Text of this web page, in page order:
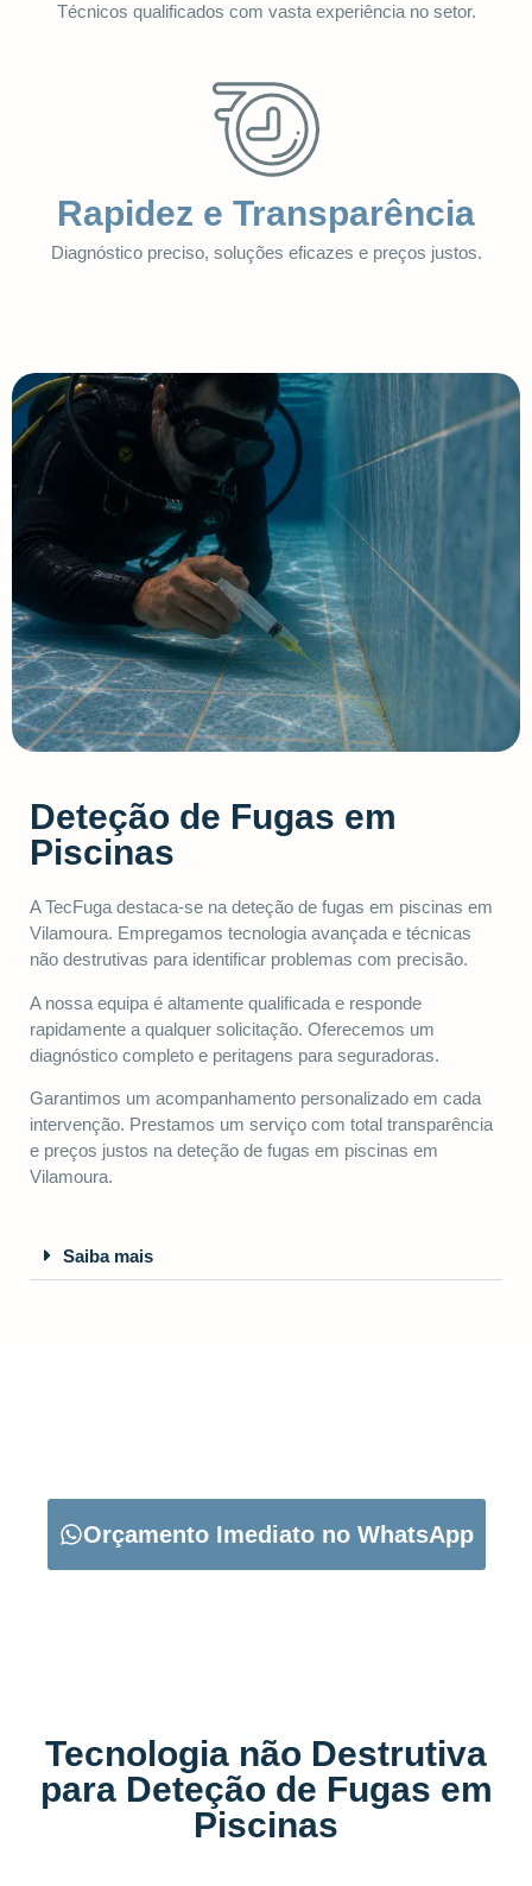
Técnicos qualificados com vasta experiência no setor.
Rapidez e Transparência
Diagnóstico preciso, soluções eficazes e preços justos.
Deteção de Fugas em
Piscinas
A TecFuga destaca-se na deteção de fugas em piscinas em
Vilamoura. Empregamos tecnologia avançada e técnicas
não destrutivas para identificar problemas com precisão.
A nossa equipa é altamente qualificada e responde
rapidamente a qualquer solicitação. Oferecemos um
diagnóstico completo e peritagens para seguradoras.
Garantimos um acompanhamento personalizado em cada
intervenção. Prestamos um serviço com total transparência
e preços justos na deteção de fugas em piscinas em
Vilamoura.
Saiba mais
Orçamento Imediato no WhatsApp
Tecnologia não Destrutiva
para Deteção de Fugas em
Piscinas